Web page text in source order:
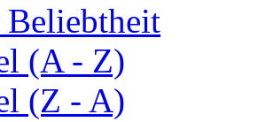
Beliebtheit
(A - Z)
(Z - A)